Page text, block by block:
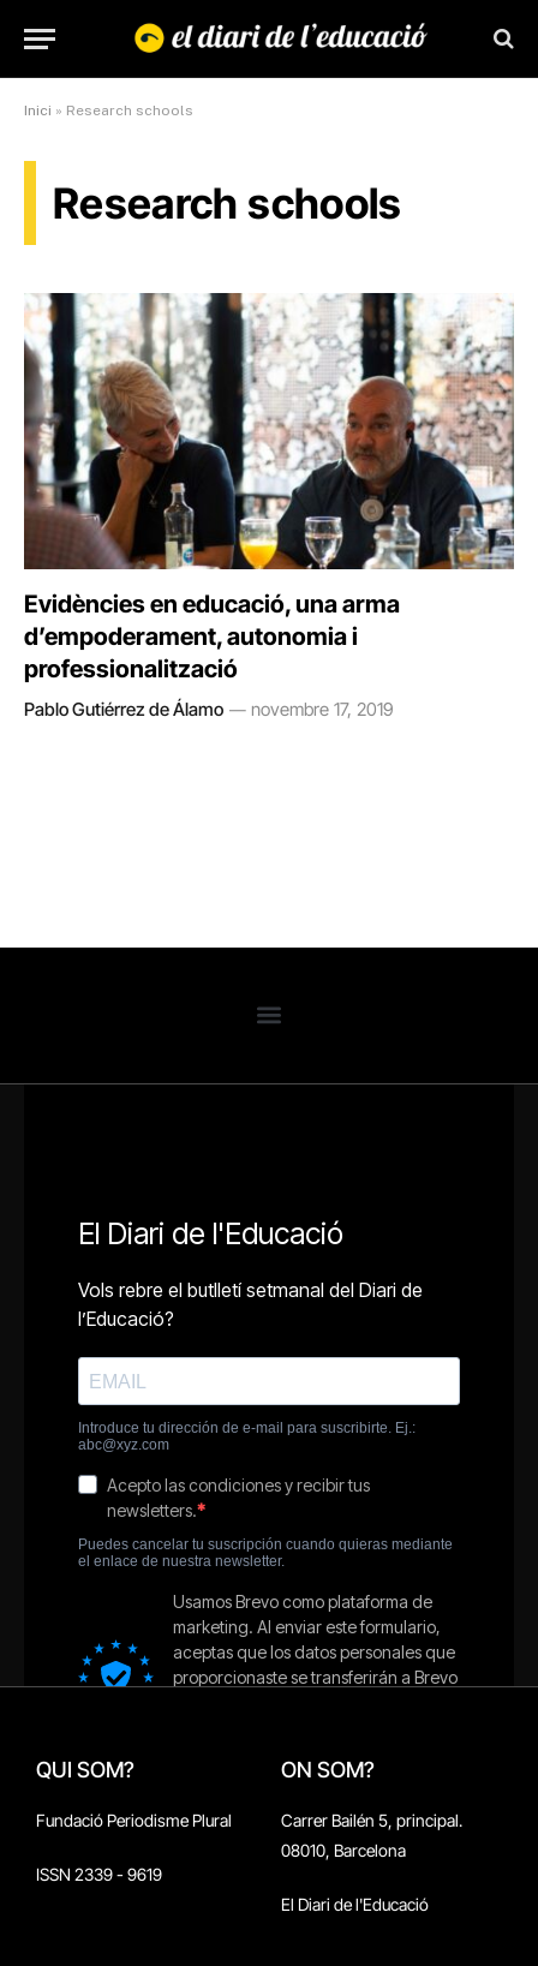
Inici » Research schools
Research schools
Evidències en educació, una arma
d’empoderament, autonomia i
professionalització
Pablo Gutiérrez de Álamo novembre 17, 2019
QUI SOM?
Fundació Periodisme Plural
ISSN 2339 - 9619
ON SOM?
Carrer Bailén 5, principal.
08010, Barcelona
El Diari de l'Educació